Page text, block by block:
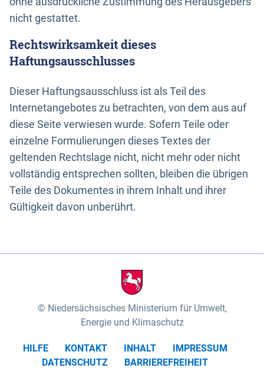
nicht gestattet.
Rechtswirksamkeit dieses
Haftungsausschlusses
Dieser Haftungsausschluss ist als Teil des
Internetangebotes zu betrachten, von dem aus auf
diese Seite verwiesen wurde. Sofern Teile oder
einzelne Formulierungen dieses Textes der
geltenden Rechtslage nicht, nicht mehr oder nicht
vollständig entsprechen sollten, bleiben die übrigen
Teile des Dokumentes in ihrem Inhalt und ihrer
Gültigkeit davon unberührt.
Niedersächsisches Ministerium für Umwelt,
Energie und Klimaschutz
HILFE KONTAKT INHALT
IMPRESSUM
DATENSCHUTZ
BARRIEREFREIHEIT